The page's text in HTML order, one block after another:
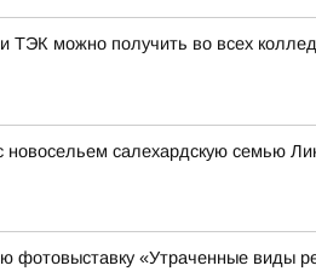
можно получить во всех
салехардскую семью
фотовыставку «Утраченные виды